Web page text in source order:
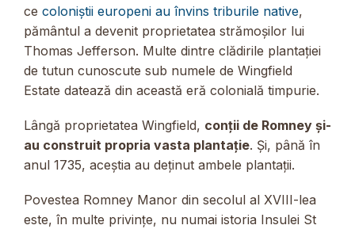
ce coloniștii europeni au învins triburile native,
pământul a devenit proprietatea strămoșilor lui
Thomas Jefferson. Multe dintre clădirile plantației
de tutun cunoscute sub numele de Wingfield
Estate datează din această eră colonială timpurie.
Lângă proprietatea Wingfield, conții de Romney și-
au construit propria vasta plantație. Și, până în
anul 1735, aceștia au deținut ambele plantații.
Povestea Romney Manor din secolul al XVIII-lea
este, în multe privințe, nu numai istoria Insulei St